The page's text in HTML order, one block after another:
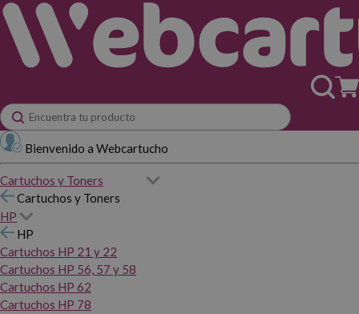
Bienvenido a Webcartucho
Cartuchos y Toners
Cartuchos y Toners
HP
HP
Cartuchos HP 21 y 22
Cartuchos HP 56, 57 y 58
Cartuchos HP 62
Cartuchos HP 78